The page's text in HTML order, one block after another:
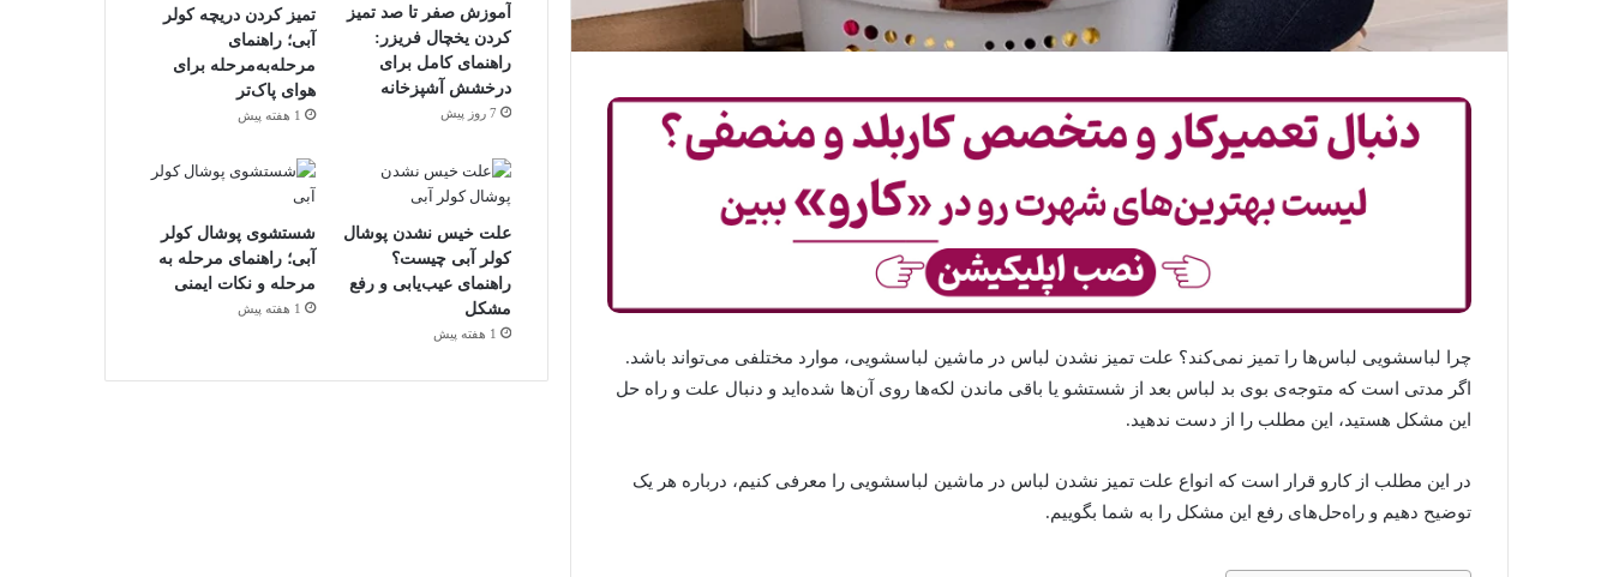
چرا لباسشویی لباس‌ها را تمیز نمی‌کند؟ علت تمیز نشدن لباس در ماشین لباسشویی، موارد مختلفی می‌تواند باشد.
اگر مدتی است که متوجه‌ی بوی بد لباس بعد از شستشو یا باقی ماندن لکه‌ها روی آن‌ها شده‌اید و دنبال علت و راه حل
این مشکل هستید، این مطلب را از دست ندهید.
در این مطلب از کارو قرار است که انواع علت تمیز نشدن لباس در ماشین لباسشویی را معرفی کنیم، درباره هر یک
توضیح دهیم و راه‌حل‌های رفع این مشکل را به شما بگوییم.
آموزش صفر تا صد تمیز
کردن یخچال فریزر:
راهنمای کامل برای
درخشش آشپزخانه
7 روز پیش
تمیز کردن دریچه کولر
آبی؛ راهنمای
مرحله‌به‌مرحله برای
هوای پاک‌تر
1 هفته پیش
علت خیس نشدن پوشال
کولر آبی چیست؟
راهنمای عیب‌یابی و رفع
مشکل
1 هفته پیش
شستشوی پوشال کولر
آبی؛ راهنمای مرحله به
مرحله و نکات ایمنی
1 هفته پیش